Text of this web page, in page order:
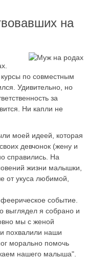
на
по совместным
Удивительно, но
за
Ни капли не
моей идеей, которая
девчонок (жену и
справились. На
жизни малышки,
от укуса любимой,
событие.
я собрано и
мы с женой
похвалили наши
морально помочь
нашего малыша".